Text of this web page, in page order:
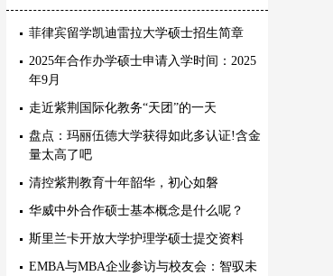
菲律宾留学凯迪雷拉大学硕士招生简章
2025年合作办学硕士申请入学时间：2025
年9月
走近紫荆国际化教务“天团”的一天
盘点：玛丽伍德大学获得如此多认证!含金
量太高了吧
清控紫荆教育十年韶华，初心如磐
华威中外合作硕士基本概念是什么呢？
斯里兰卡开放大学护理学硕士提交资料
EMBA与MBA企业参访与校友会：智驭未